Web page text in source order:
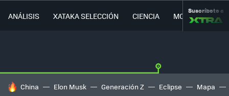
ANÁLISIS XATAKA SELECCIÓN CIENCIA MOVILIDAD
Suscríbete a
HOY SE HABLA DE
China Elon Musk Generación Z Eclipse Mapa